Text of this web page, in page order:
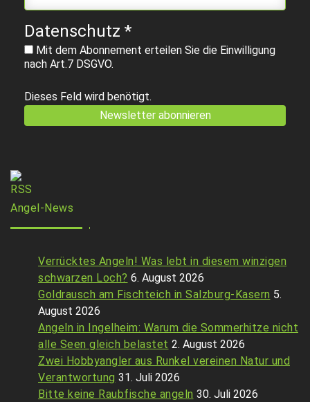
Datenschutz *
Mit dem Abonnement erteilen Sie die Einwilligung
nach Art.7 DSGVO.
Dieses Feld wird benötigt.
Angel-News
Verrücktes Angeln! Was lebt in diesem winzigen
schwarzen Loch? 6. August 2026
Goldrausch am Fischteich in Salzburg-Kasern 5.
August 2026
Angeln in Ingelheim: Warum die Sommerhitze nicht
alle Seen gleich belastet 2. August 2026
Zwei Hobbyangler aus Runkel vereinen Natur und
Verantwortung 31. Juli 2026
Bitte keine Raubfische angeln 30. Juli 2026